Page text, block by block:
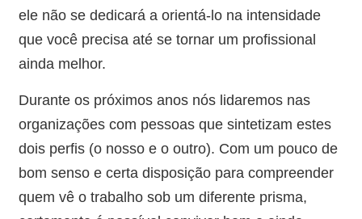
ele não se dedicará a orientá-lo na intensidade
que você precisa até se tornar um profissional
ainda melhor.
​Durante os próximos anos nós lidaremos nas
organizações com pessoas que sintetizam estes
dois perfis (o nosso e o outro). Com um pouco de
bom senso e certa disposição para compreender
quem vê o trabalho sob um diferente prisma,